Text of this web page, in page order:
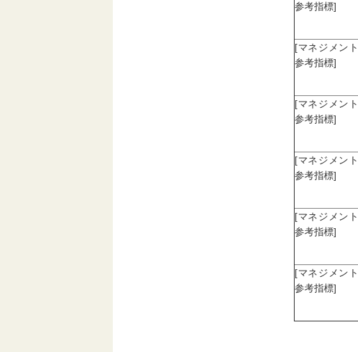
参考指標]
[マネジメント
参考指標]
[マネジメント
参考指標]
[マネジメント
参考指標]
[マネジメント
参考指標]
[マネジメント
参考指標]